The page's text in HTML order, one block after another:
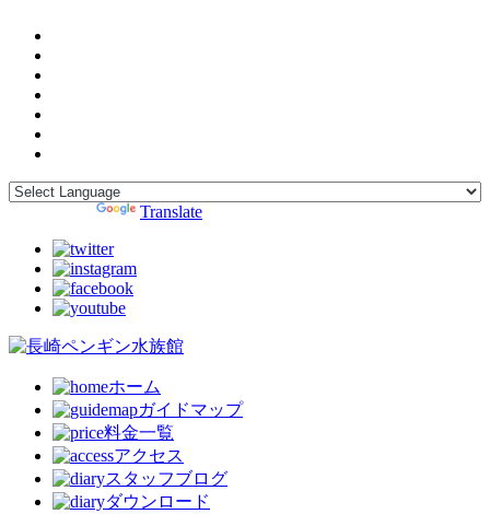
Translate
ホーム
ガイドマップ
料金一覧
アクセス
スタッフブログ
ダウンロード